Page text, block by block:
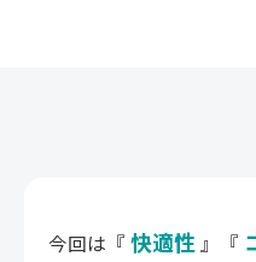
今回は『快適性』『